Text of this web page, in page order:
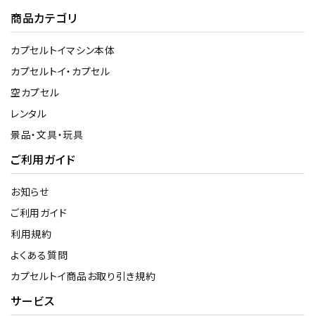
商品カテゴリ
カプセルトイマシン本体
カプセルトイ・カプセル
空カプセル
レンタル
景品・文具・玩具
ご利用ガイド
お知らせ
ご利用ガイド
利用規約
よくある質問
カプセルトイ商品お取り引き規約
サービス